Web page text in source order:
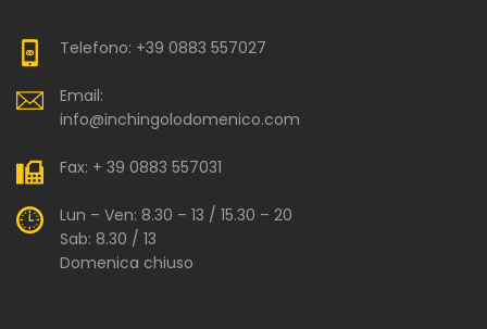
Telefono: +39 0883 557027
Email:
info@inchingolodomenico.com
Fax: + 39 0883 557031
Lun – Ven: 8.30 – 13 / 15.30 – 20
Sab: 8.30 / 13
Domenica chiuso